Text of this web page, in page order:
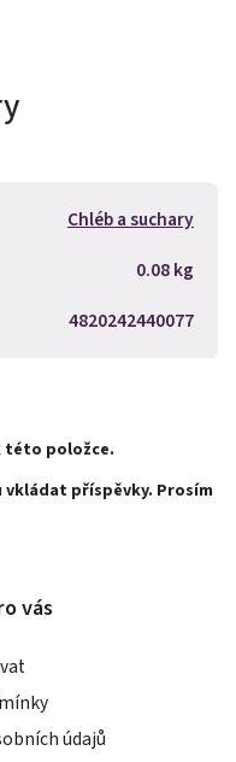
Chléb a suchary
0.08 kg
4820242440077
této položce.
příspěvky. Prosím
vás
údajů